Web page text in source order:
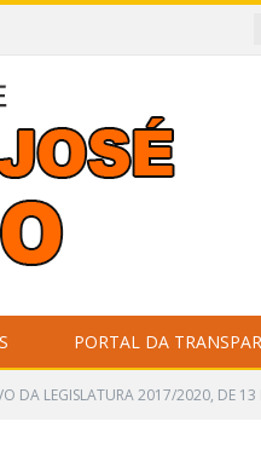
PORTAL DA
DA LEGISLATURA 2017/2020, DE